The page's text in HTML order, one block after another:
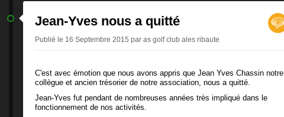
Jean-Yves nous a quitté
Publié le 16 Septembre 2015 par as golf club ales ribaute
C'est avec émotion que nous avons appris que Jean Yves Chassin notre
collègue et ancien trésorier de notre association, nous a quitté.
Jean-Yves fut pendant de nombreuses années très impliqué dans le
fonctionnement de nos activités.